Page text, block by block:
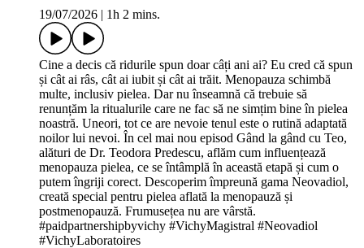
19/07/2026 | 1h 2 mins.
Cine a decis că ridurile spun doar câți ani ai? Eu cred că spun
și cât ai râs, cât ai iubit și cât ai trăit. Menopauza schimbă
multe, inclusiv pielea. Dar nu înseamnă că trebuie să
renunțăm la ritualurile care ne fac să ne simțim bine în pielea
noastră. Uneori, tot ce are nevoie tenul este o rutină adaptată
noilor lui nevoi. În cel mai nou episod Gând la gând cu Teo,
alături de Dr. Teodora Predescu, aflăm cum influențează
menopauza pielea, ce se întâmplă în această etapă și cum o
putem îngriji corect. Descoperim împreună gama Neovadiol,
creată special pentru pielea aflată la menopauză și
postmenopauză. Frumusețea nu are vârstă.
#paidpartnershipbyvichy #VichyMagistral #Neovadiol
#VichyLaboratoires